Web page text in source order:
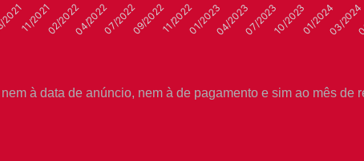
11/202102/202204/202207/202209/202211/202201/202304/202307/202310/202301/202403/2024
à data de anúncio, nem à de pagamento e sim ao mês de